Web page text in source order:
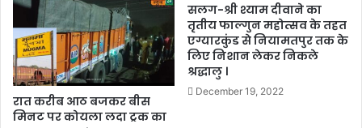
रात करीब आठ बजकर बीस
मिनट पर कोयला लदा ट्रक का
सलग-श्री श्याम दीवाने का
तृतीय फाल्गुन महोत्सव के तहत
एग्यारकुंड से नियामतपुर तक के
लिए निशान लेकर निकले
श्रद्धालु ।
December 19, 2022